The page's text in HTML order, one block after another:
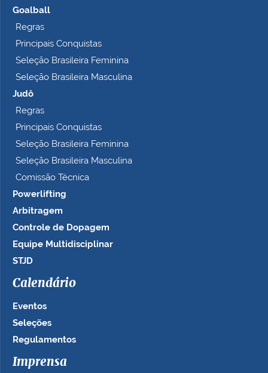
Goalball
Regras
Principais Conquistas
Seleção Brasileira Feminina
Seleção Brasileira Masculina
Judô
Regras
Principais Conquistas
Seleção Brasileira Feminina
Seleção Brasileira Masculina
Comissão Técnica
Powerlifting
Arbitragem
Controle de Dopagem
Equipe Multidisciplinar
STJD
Calendário
Eventos
Seleções
Regulamentos
Imprensa